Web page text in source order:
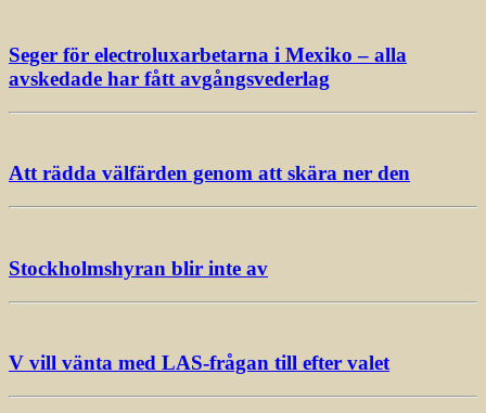
Seger för electroluxarbetarna i Mexiko – alla
avskedade har fått avgångsvederlag
Att rädda välfärden genom att skära ner den
Stockholmshyran blir inte av
V vill vänta med LAS-frågan till efter valet